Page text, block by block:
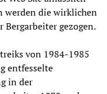
werden die wirklichen
Bergarbeiter gezogen.
von 1984-1985
entfesselte
in der